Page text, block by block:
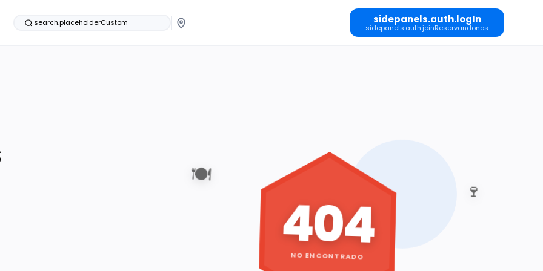
search.placeholderCustom sidepanels.auth.logIn
sidepanels.auth.joinReservandonos
🍽️
🍷
404
NO ENCONTRADO